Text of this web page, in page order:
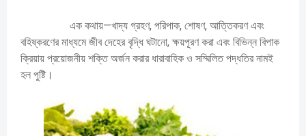
এক কথায়—খাদ্য গ্রহণ, পরিপাক, শোষণ, আত্তিকরণ এবং
বহিষ্করণের মাধ্যমে জীব দেহের বৃদ্ধি ঘটানো, ক্ষয়পূরণ করা এবং বিভিন্ন বিপাক
ক্রিয়ায় প্রয়োজনীয় শক্তি অর্জন করার ধারাবাহিক ও সম্মিলিত পদ্ধতির নামই
হল পুষ্টি।